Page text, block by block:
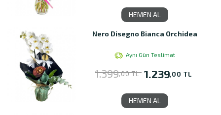
HEMEN AL
Nero Disegno Bianca Orchidea
Aynı Gün Teslimat
1.399,00 TL 1.239,00 TL
HEMEN AL